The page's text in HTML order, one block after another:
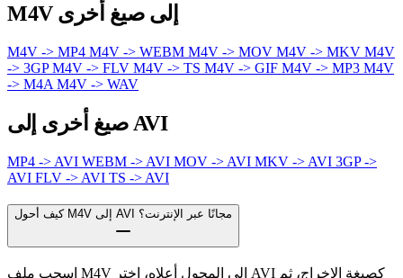
M4V إلى صيغ أخرى
M4V -> MP4 M4V -> WEBM M4V -> MOV M4V -> MKV M4V
-> 3GPM4V -> FLV M4V -> TS M4V -> GIF M4V -> MP3 M4V
-> M4A M4V -> WAV
صيغ أخرى إلى AVI
MP4 -> AVI WEBM -> AVI MOV -> AVI MKV -> AVI 3GP ->
AVI FLV -> AVI TS -> AVI
كيف أحول M4V إلى AVI مجانًا عبر الإنترنت؟
اسحب ملف M4V إلى المحول أعلاه، اختر AVI كصيغة الإخراج، ثم